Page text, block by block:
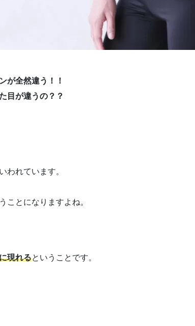
が全然違う！！
目が違うの？？
われています。
ことになりますよね。
現れるということです。